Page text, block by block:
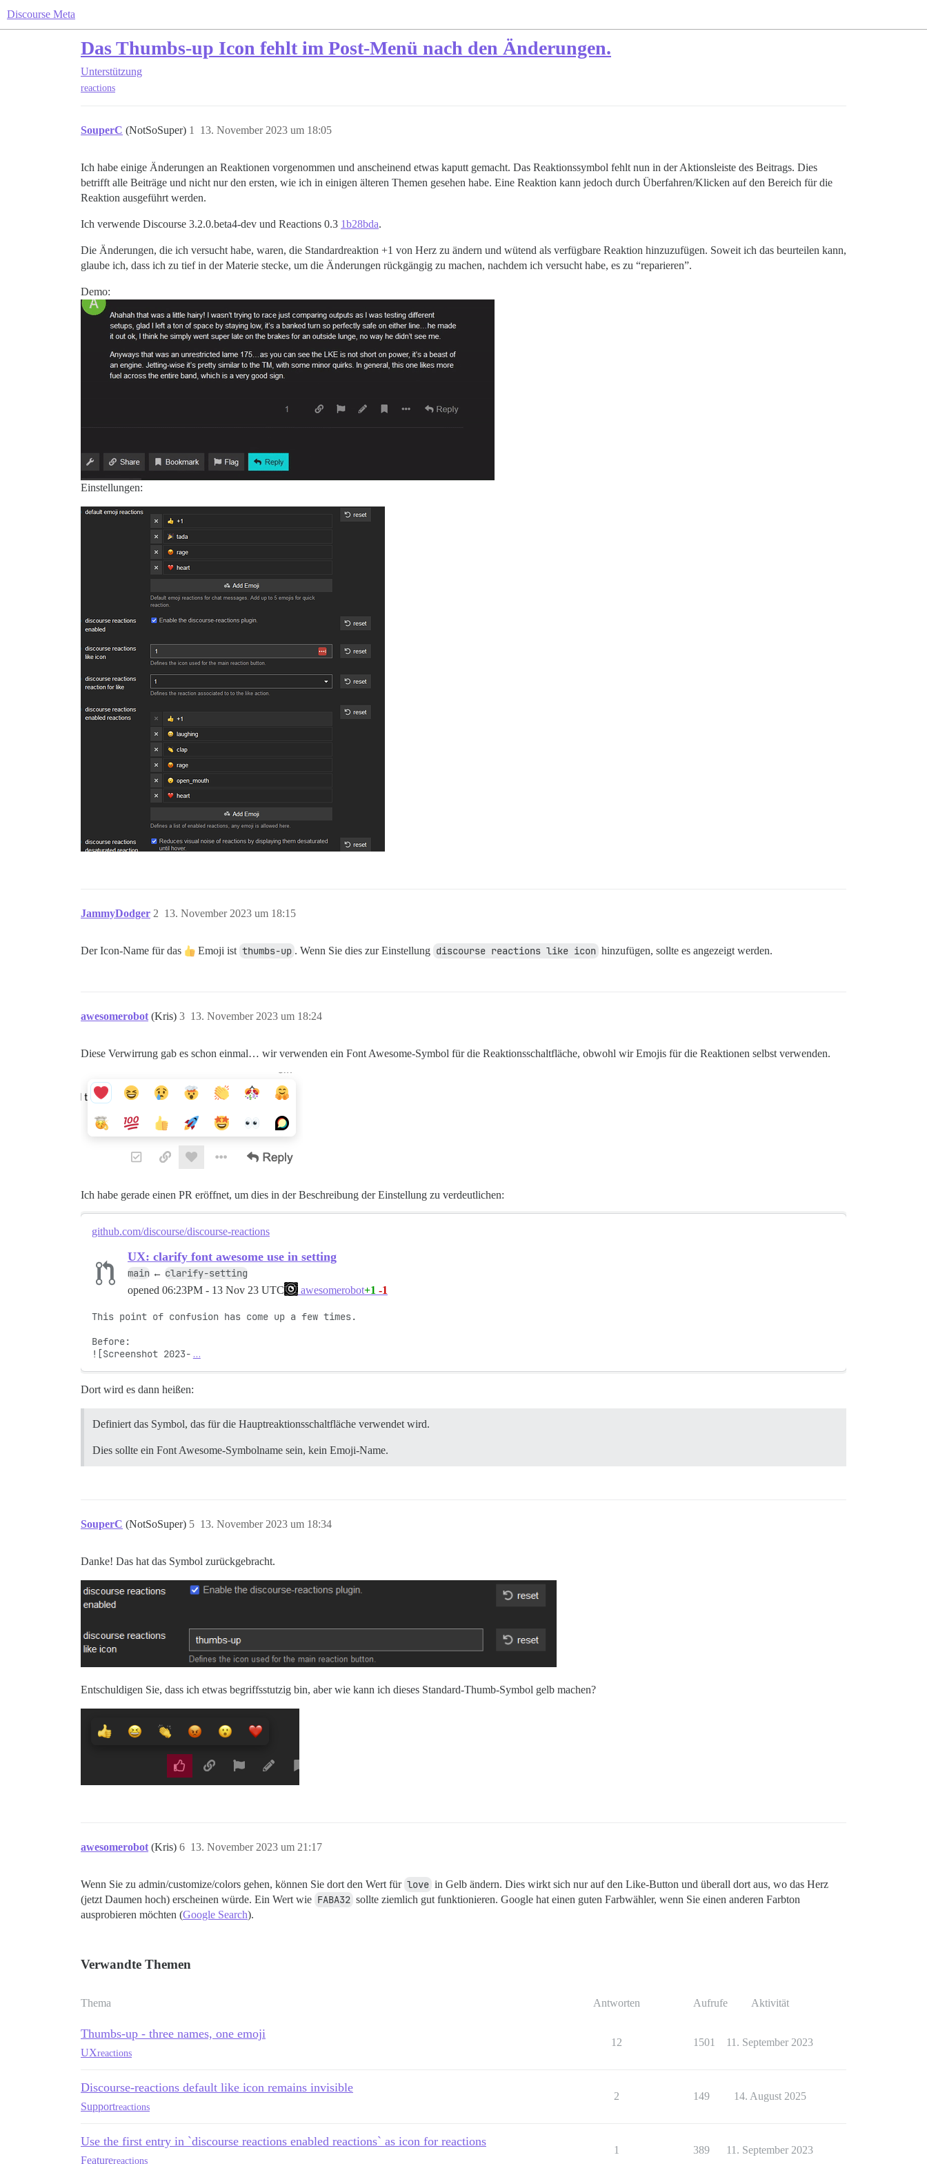
Discourse Meta
Das Thumbs-up Icon fehlt im Post-Menü nach den Änderungen.
Unterstützung
reactions
SouperC (NotSoSuper) 13. November 2023 um 18:05
1
Ich habe einige Änderungen an Reaktionen vorgenommen und anscheinend etwas kaputt gemacht. Das Reaktionssymbol fehlt nun in der Aktionsleiste des Beitrags. Dies
betrifft alle Beiträge und nicht nur den ersten, wie ich in einigen älteren Themen gesehen habe. Eine Reaktion kann jedoch durch Überfahren/Klicken auf den Bereich für die
Reaktion ausgeführt werden.
Ich verwende Discourse 3.2.0.beta4-dev und Reactions 0.3 1b28bda.
Die Änderungen, die ich versucht habe, waren, die Standardreaktion +1 von Herz zu ändern und wütend als verfügbare Reaktion hinzuzufügen. Soweit ich das beurteilen kann,
glaube ich, dass ich zu tief in der Materie stecke, um die Änderungen rückgängig zu machen, nachdem ich versucht habe, es zu “reparieren”.
Demo:
Einstellungen:
JammyDodger 13. November 2023 um 18:15
2
Der Icon-Name für das Emoji ist thumbs-up . Wenn Sie dies zur Einstellung discourse reactions like icon hinzufügen, sollte es angezeigt werden.
awesomerobot (Kris) 13. November 2023 um 18:24
3
Diese Verwirrung gab es schon einmal… wir verwenden ein Font Awesome-Symbol für die Reaktionsschaltfläche, obwohl wir Emojis für die Reaktionen selbst verwenden.
Ich habe gerade einen PR eröffnet, um dies in der Beschreibung der Einstellung zu verdeutlichen:
github.com/discourse/discourse-reactions
UX: clarify font awesome use in setting
main ← clarify-setting
opened 06:23PM - 13 Nov 23 UTC awesomerobot+1 -1
This point of confusion has come up a few times.
Before:
![Screenshot 2023- …
Dort wird es dann heißen:
Definiert das Symbol, das für die Hauptreaktionsschaltfläche verwendet wird.
Dies sollte ein Font Awesome-Symbolname sein, kein Emoji-Name.
SouperC (NotSoSuper) 13. November 2023 um 18:34
5
Danke! Das hat das Symbol zurückgebracht.
Entschuldigen Sie, dass ich etwas begriffsstutzig bin, aber wie kann ich dieses Standard-Thumb-Symbol gelb machen?
awesomerobot (Kris) 13. November 2023 um 21:17
6
Wenn Sie zu admin/customize/colors gehen, können Sie dort den Wert für love in Gelb ändern. Dies wirkt sich nur auf den Like-Button und überall dort aus, wo das Herz
(jetzt Daumen hoch) erscheinen würde. Ein Wert wie FABA32 sollte ziemlich gut funktionieren. Google hat einen guten Farbwähler, wenn Sie einen anderen Farbton
ausprobieren möchten (Google Search).
Verwandte Themen
Thema Antworten Aufrufe Aktivität
Thumbs-up - three names, one emoji
UXreactions
12 1501 11. September 2023
Discourse-reactions default like icon remains invisible
Supportreactions
2 149 14. August 2025
Use the first entry in `discourse reactions enabled reactions` as icon for reactions
Featurereactions
1 389 11. September 2023